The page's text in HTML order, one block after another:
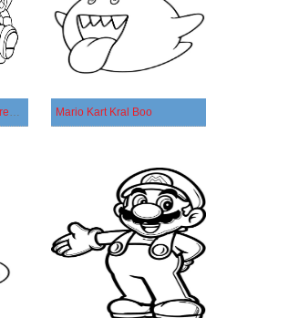
Prinses Peach en Mario rennen Mario Kart Kral Boo